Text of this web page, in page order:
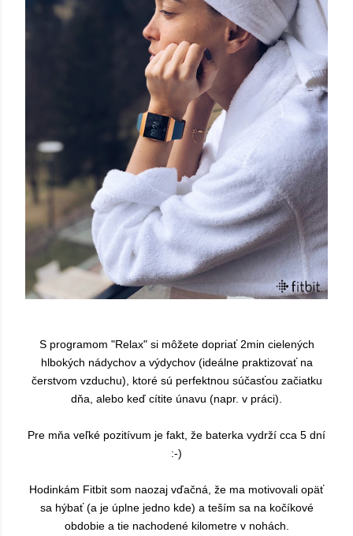
S programom "Relax" si môžete dopriať 2min cielených
hlbokých nádychov a výdychov (ideálne praktizovať na
čerstvom vzduchu), ktoré sú perfektnou súčasťou začiatku
dňa, alebo keď cítite únavu (napr. v práci).
Pre mňa veľké pozitívum je fakt, že baterka vydrží cca 5 dní
:-)
Hodinkám Fitbit som naozaj vďačná, že ma motivovali opäť
sa hýbať (a je úplne jedno kde) a teším sa na kočíkové
obdobie a tie nachodené kilometre v nohách.